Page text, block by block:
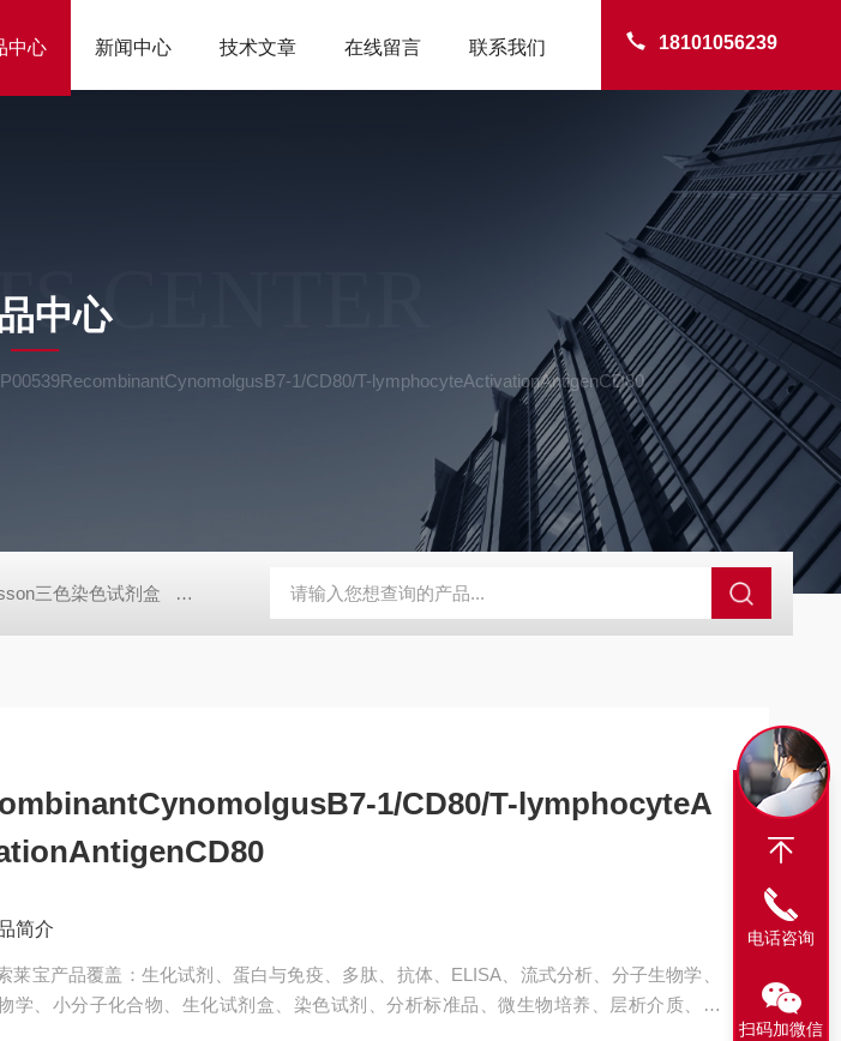
18101056239
中心 新闻中心 技术文章 在线留言 联系我们
CENTER
中心
P00539RecombinantCynomolgusB7-1/CD80/T-lymphocyteActivationAntigenCD80
三色染色试剂盒 X8200二甲酚橙 63721-83-5 SALK0012SolarFluor680抗体标记试剂盒 G1064
1/CD80/T-lymphocyteA
简介
莱宝产品覆盖：生化试剂、蛋白与免疫、多肽、抗体、ELISA、流式分析、分子生物学、
学、小分子化合物、生化试剂盒、染色试剂、分析标准品、微生物培养、层析介质、磁
电话咨询
扫码加微信